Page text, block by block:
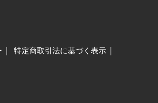
特定商取引法に基づく表示